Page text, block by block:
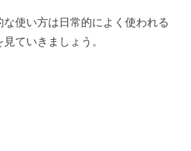
使い方は日常的によく使われる
ていきましょう。